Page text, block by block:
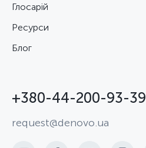
Глосарій
Ресурси
Блог
+380-44-200-93-39
request@denovo.ua